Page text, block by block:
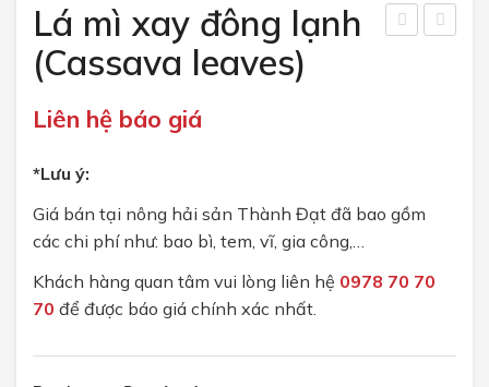
Chính sách bán hàng
Chính sách bảo mật
TUYỂN DỤNG
(Fro
sav
Re
Chill
Lá mì xay đông lạnh
(Cassava leaves)
Liên hệ báo giá
*Lưu ý:
Giá bán tại nông hải sản Thành Đạt đã bao gồm
các chi phí như: bao bì, tem, vĩ, gia công,…
Khách hàng quan tâm vui lòng liên hệ 0978 70 70
70 để được báo giá chính xác nhất.